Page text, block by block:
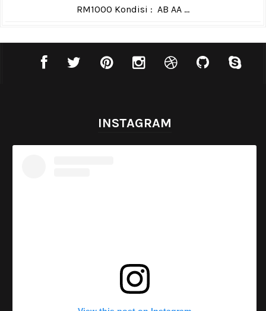
RM1000 Kondisi : AB AA ...
INSTAGRAM